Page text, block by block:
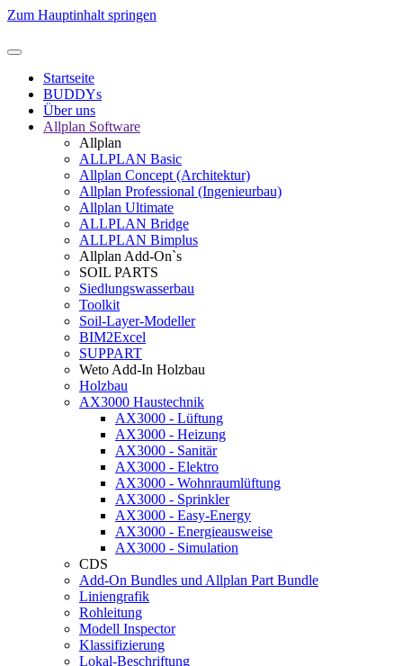
Zum Hauptinhalt springen
Startseite
BUDDYs
Über uns
Allplan Software
Allplan
ALLPLAN Basic
Allplan Concept (Architektur)
Allplan Professional (Ingenieurbau)
Allplan Ultimate
ALLPLAN Bridge
ALLPLAN Bimplus
Allplan Add-On`s
SOIL PARTS
Siedlungswasserbau
Toolkit
Soil-Layer-Modeller
BIM2Excel
SUPPART
Weto Add-In Holzbau
Holzbau
AX3000 Haustechnik
AX3000 - Lüftung
AX3000 - Heizung
AX3000 - Sanitär
AX3000 - Elektro
AX3000 - Wohnraumlüftung
AX3000 - Sprinkler
AX3000 - Easy-Energy
AX3000 - Energieausweise
AX3000 - Simulation
CDS
Add-On Bundles und Allplan Part Bundle
Liniengrafik
Rohleitung
Modell Inspector
Klassifizierung
Lokal-Beschriftung